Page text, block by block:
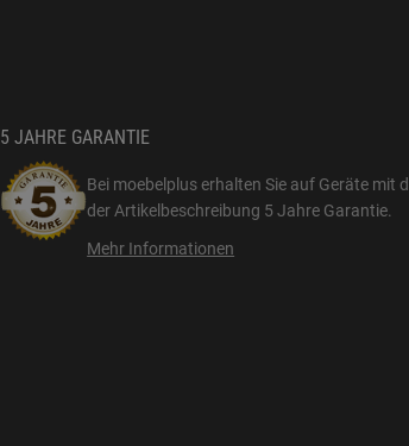
5 JAHRE GARANTIE
Bei moebelplus erhalten Sie auf Geräte mit
der Artikelbeschreibung 5 Jahre Garantie.
Mehr Informationen